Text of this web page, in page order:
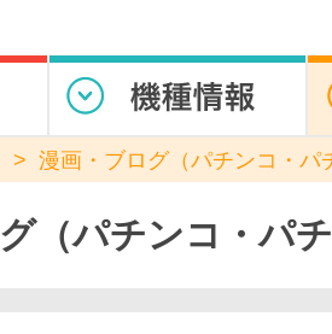
漫画・ブログ（パチンコ・パ
（パチンコ・パ